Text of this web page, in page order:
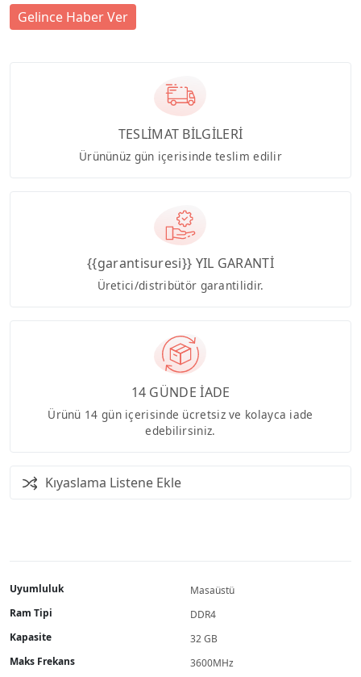
Gelince Haber Ver
TESLİMAT BİLGİLERİ
Ürününüz gün içerisinde teslim edilir
{{garantisuresi}} YIL GARANTİ
Üretici/distribütör garantilidir.
14 GÜNDE İADE
Ürünü 14 gün içerisinde ücretsiz ve kolayca iade
edebilirsiniz.
Kıyaslama Listene Ekle
Uyumluluk
Masaüstü
Ram Tipi
DDR4
Kapasite
32 GB
Maks Frekans
3600MHz